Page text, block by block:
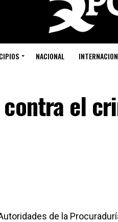
NACIONAL
contra el
Autoridades de la